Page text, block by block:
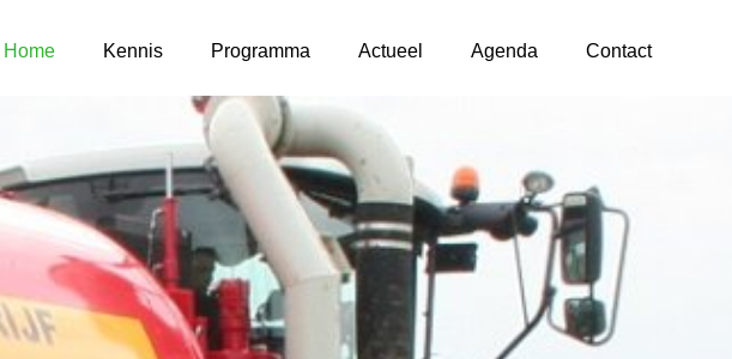
Home Kennis Programma Actueel Agenda Contact